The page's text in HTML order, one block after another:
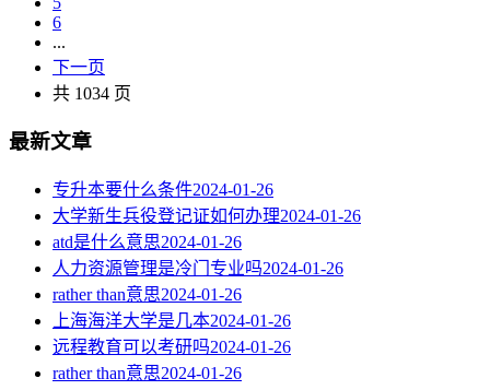
6
...
下一页
共 1034 页
最新文章
专升本要什么条件2024-01-26
大学新生兵役登记证如何办理2024-01-26
atd是什么意思2024-01-26
人力资源管理是冷门专业吗2024-01-26
rather than意思2024-01-26
上海海洋大学是几本2024-01-26
远程教育可以考研吗2024-01-26
rather than意思2024-01-26